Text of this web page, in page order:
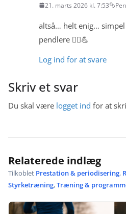
21. marts 2026 kl. 7:53
altså… helt enig…
pendlere 🚴‍♂️💪
Log ind for at svare
Skriv et svar
Du skal være logget ind for at
Relaterede indlæg
Tilkoblet Prestation & periodisering,
Styrketræning,Træning &